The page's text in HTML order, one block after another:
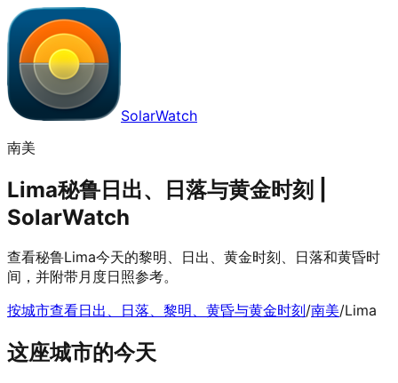
SolarWatch
南美
Lima秘鲁日出、日落与黄金时刻 |
SolarWatch
查看秘鲁Lima今天的黎明、日出、黄金时刻、日落和黄昏时
间，并附带月度日照参考。
按城市查看日出、日落、黎明、黄昏与黄金时刻/南美/Lima
这座城市的今天